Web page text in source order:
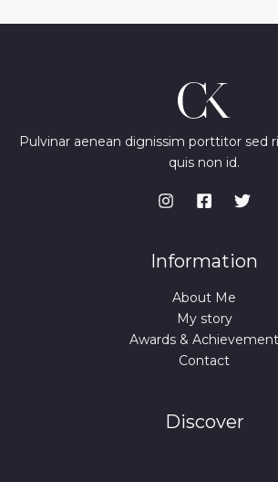
Pulvinar aenean dignissim porttitor sed
quis non id.
Information
About Me
My story
Awards & Achievement
Contact
Discover